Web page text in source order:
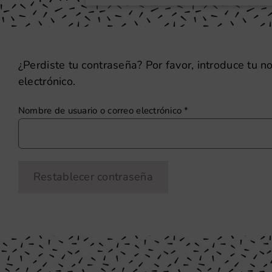
¿Perdiste tu contraseña? Por favor, introduce tu
electrónico.
Nombre de usuario o correo electrónico *
Restablecer contraseña